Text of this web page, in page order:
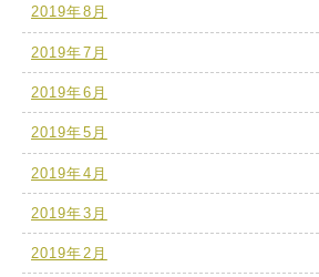
2019年8月
2019年7月
2019年6月
2019年5月
2019年4月
2019年3月
2019年2月